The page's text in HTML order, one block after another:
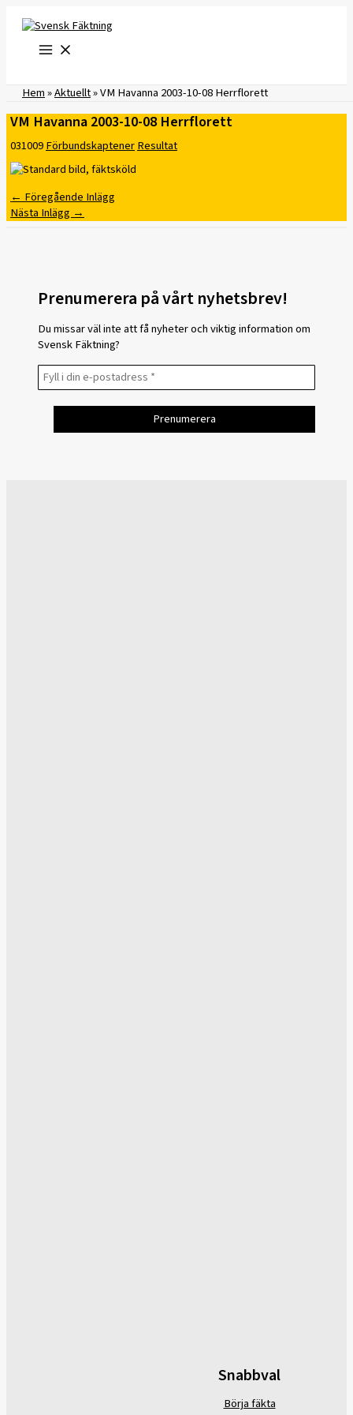
innehåll
Hem»Aktuellt»VM Havanna 2003-10-08 Herrflorett
VM Havanna 2003-10-08 Herrflorett
031009FörbundskaptenerResultat
← Föregående Inlägg
Nästa Inlägg →
Prenumerera på vårt nyhetsbrev!
Du missar väl inte att få nyheter och viktig information om
Svensk Fäktning?
Snabbval
Börja fäkta